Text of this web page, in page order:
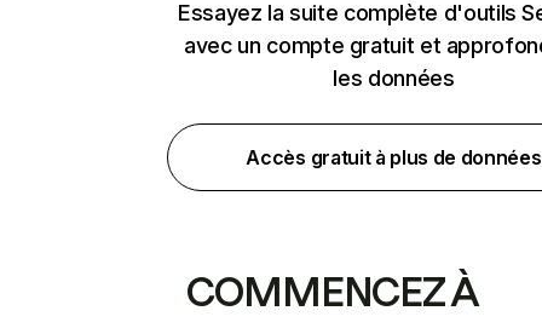
Essayez la suite complète d'outils
avec un compte gratuit et
les données
Accès gratuit à plus de données
COMMENCEZ À